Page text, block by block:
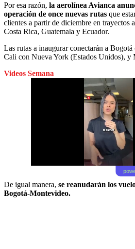
Por esa razón, la aerolínea Avianca
operación de once nuevas rutas que
clientes a partir de diciembre en trayectos
Costa Rica, Guatemala y Ecuador.
Las rutas a inaugurar conectarán a
Cali con Nueva York (Estados Unidos), y
Videos Semana
De igual manera, se reanudarán los
Bogotá-Montevideo.